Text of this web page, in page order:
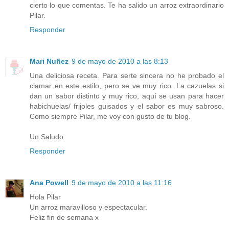
cierto lo que comentas. Te ha salido un arroz extraordinario
Pilar.
Responder
Mari Nuñez 9 de mayo de 2010 a las 8:13
Una deliciosa receta. Para serte sincera no he probado el
clamar en este estilo, pero se ve muy rico. La cazuelas si
dan un sabor distinto y muy rico, aquí se usan para hacer
habichuelas/ frijoles guisados y el sabor es muy sabroso.
Como siempre Pilar, me voy con gusto de tu blog.
Un Saludo
Responder
Ana Powell 9 de mayo de 2010 a las 11:16
Hola Pilar
Un arroz maravilloso y espectacular.
Feliz fin de semana x